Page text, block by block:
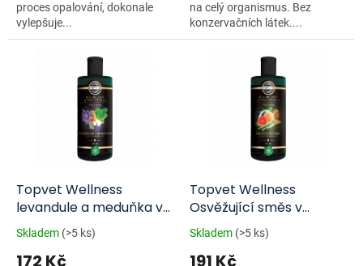
proces opalování, dokonale
vylepšuje...
na celý organismus. Bez
konzervačních látek....
Topvet Wellness
levandule a meduňka v
mandlovém oleji
koupelový a tělový olej
200 ml
Skladem (>5 ks)
172 Kč
Topvet Wellness
Osvěžující směs v
mandlovém oleji
koupelový a tělový olej
200 ml
Skladem (>5 ks)
191 Kč